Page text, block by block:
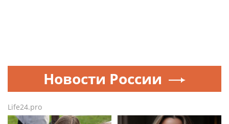
Новости России
Life24.pro